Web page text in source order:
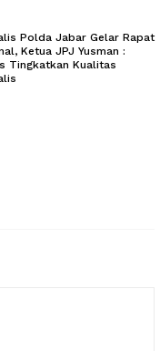
Polda Jabar Gelar Rapat
Ketua JPJ Yusman :
Tingkatkan Kualitas